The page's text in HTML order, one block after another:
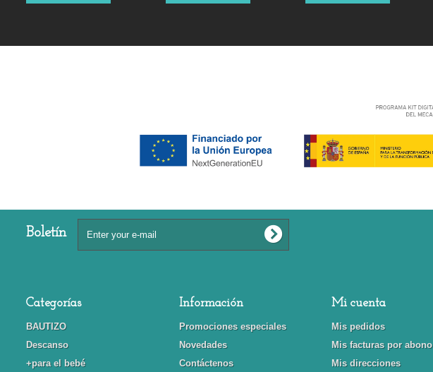
Boletín
Categorías
BAUTIZO
Descanso
+para el bebé
Información
Promociones especiales
Novedades
Contáctenos
Mi cuenta
Mis pedidos
Mis facturas por abono
Mis direcciones